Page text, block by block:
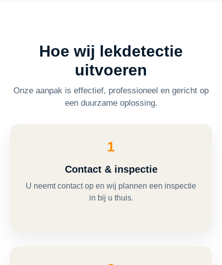
Hoe wij lekdetectie
uitvoeren
Onze aanpak is effectief, professioneel en gericht op
een duurzame oplossing.
1
Contact & inspectie
U neemt contact op en wij plannen een inspectie
in bij u thuis.